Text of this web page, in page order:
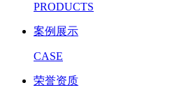
PRODUCTS
案例展示
CASE
荣誉资质